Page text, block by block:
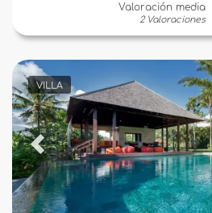
Valoración media
2 Valoraciones
VILLA
Previous